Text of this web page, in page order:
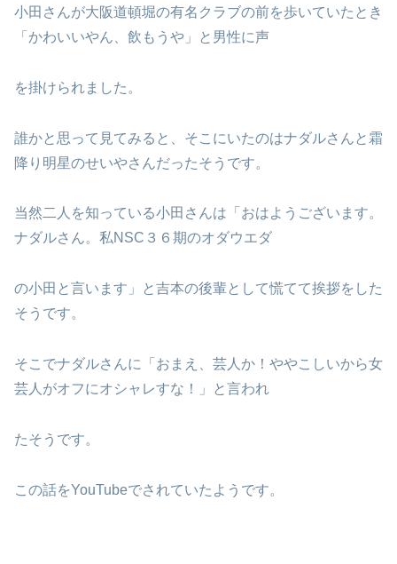
小田さんが大阪道頓堀の有名クラブの前を歩いていたとき
「かわいいやん、飲もうや」と男性に声
を掛けられました。
誰かと思って見てみると、そこにいたのはナダルさんと霜
降り明星のせいやさんだったそうです。
当然二人を知っている小田さんは「おはようございます。
ナダルさん。私NSC３６期のオダウエダ
の小田と言います」と吉本の後輩として慌てて挨拶をした
そうです。
そこでナダルさんに「おまえ、芸人か！ややこしいから女
芸人がオフにオシャレすな！」と言われ
たそうです。
この話をYouTubeでされていたようです。